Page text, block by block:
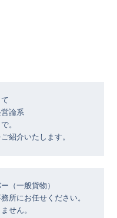
論系
。
紹介いたします。
（一般貨物）
所にお任せください。
せん。